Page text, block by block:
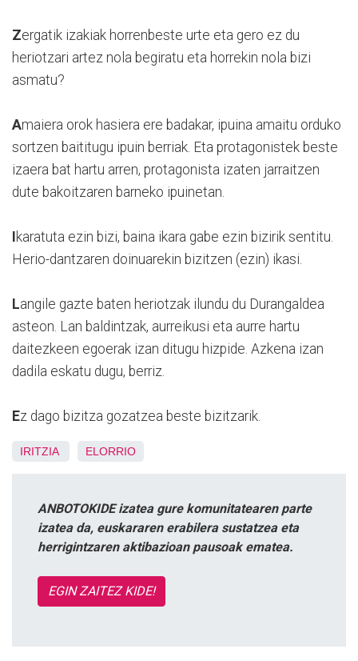
Zergatik izakiak horrenbeste urte eta gero ez du
heriotzari artez nola begiratu eta horrekin nola bizi
asmatu?
Amaiera orok hasiera ere badakar, ipuina amaitu orduko
sortzen baititugu ipuin berriak. Eta protagonistek beste
izaera bat hartu arren, protagonista izaten jarraitzen
dute bakoitzaren barneko ipuinetan.
karatuta ezin bizi, baina ikara gabe ezin bizirik sentitu.
Herio-dantzaren doinuarekin bizitzen (ezin) ikasi.
Langile gazte baten heriotzak ilundu du Durangaldea
asteon. Lan baldintzak, aurreikusi eta aurre hartu
daitezkeen egoerak izan ditugu hizpide. Azkena izan
dadila eskatu dugu, berriz.
Ez dago bizitza gozatzea beste bizitzarik.
IRITZIA ELORRIO
ANBOTOKIDE izatea gure komunitatearen parte
izatea da, euskararen erabilera sustatzea eta
herrigintzaren aktibazioan pausoak ematea.
EGIN ZAITEZ KIDE!